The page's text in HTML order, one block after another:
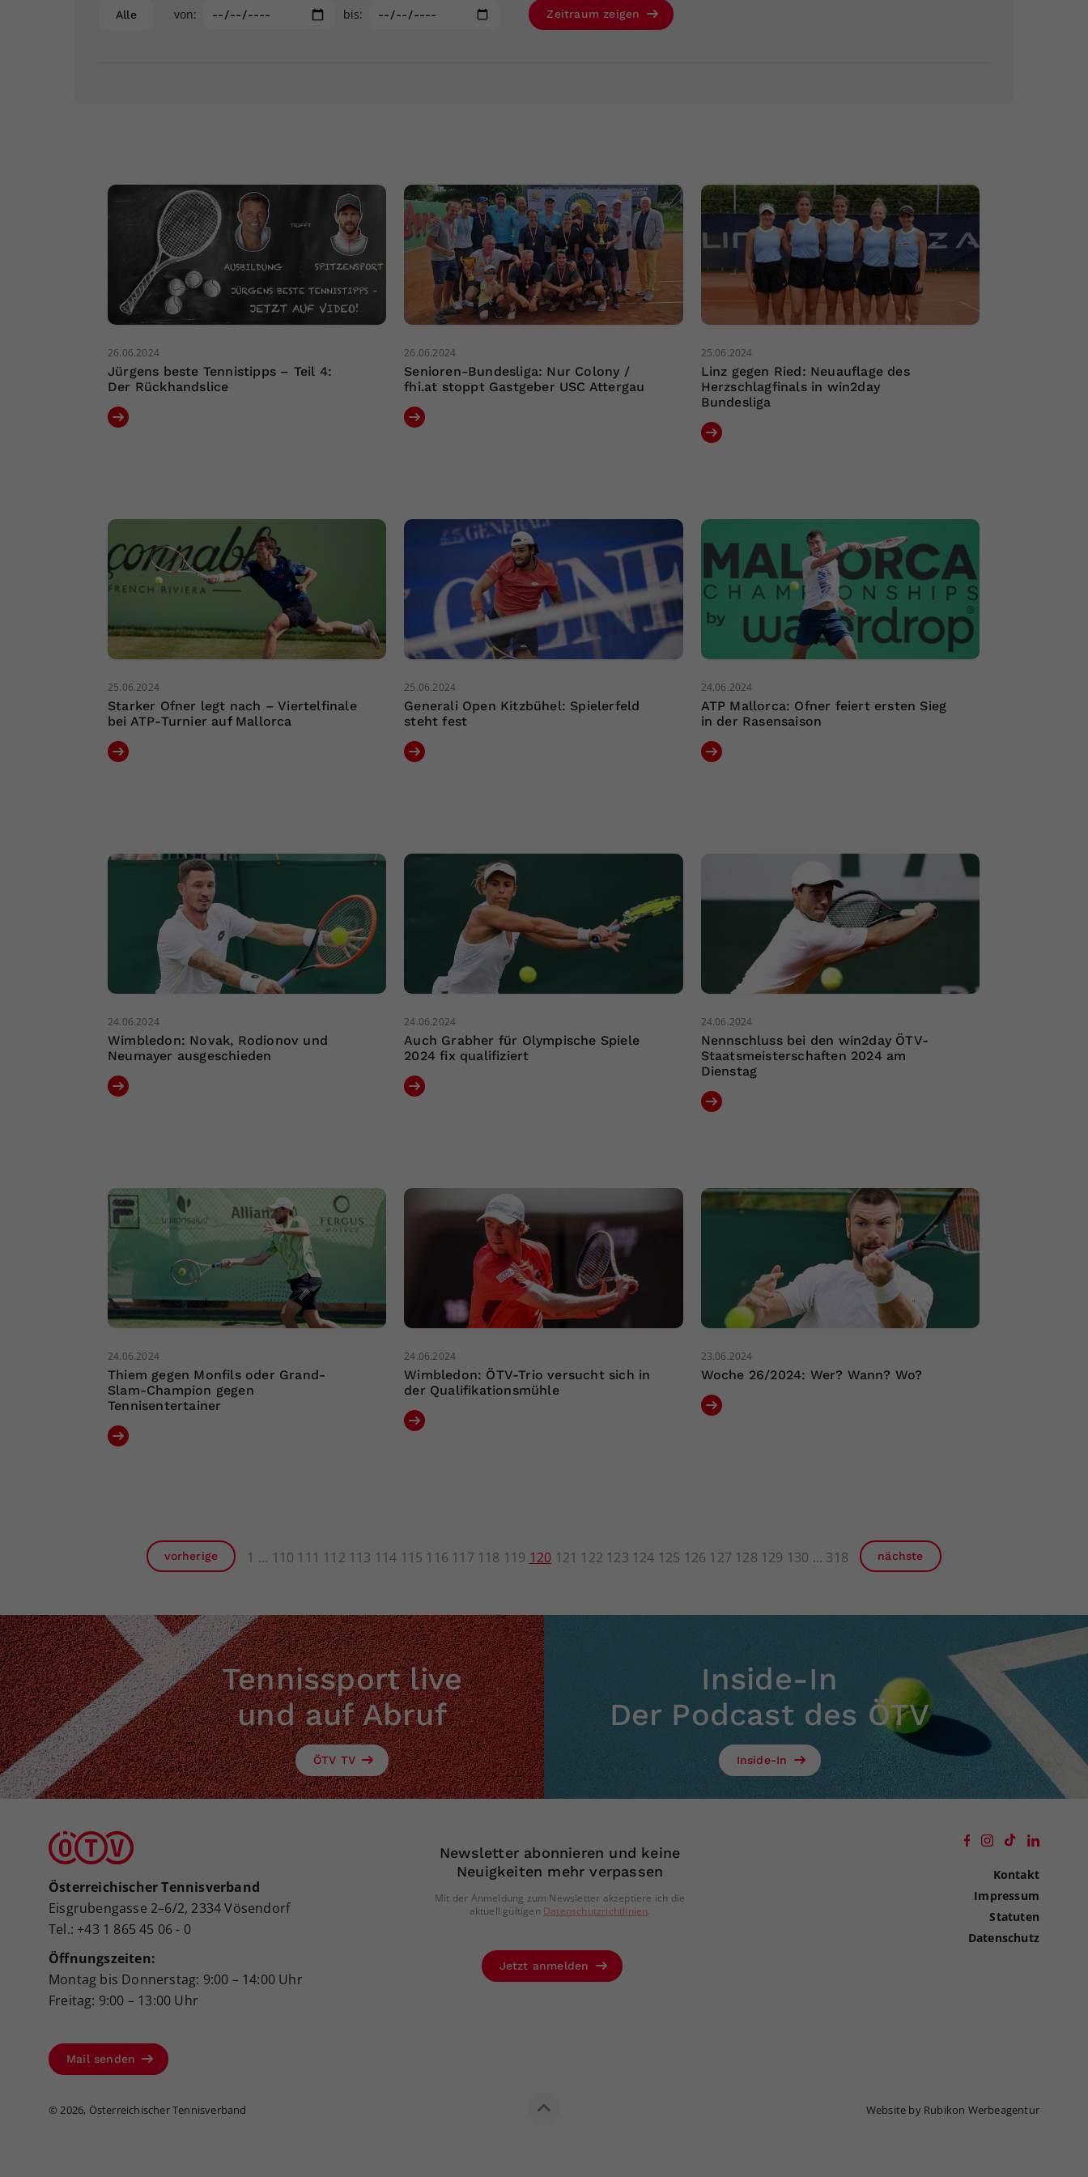
Alle von: bis: Zeitraum zeigen
26.06.2024
Jürgens beste Tennistipps – Teil 4:
Der Rückhandslice
26.06.2024
Senioren-Bundesliga: Nur Colony /
fhi.at stoppt Gastgeber USC Attergau
25.06.2024
Linz gegen Ried: Neuauflage des
Herzschlagfinals in win2day
Bundesliga
25.06.2024
Starker Ofner legt nach – Viertelfinale
bei ATP-Turnier auf Mallorca
25.06.2024
Generali Open Kitzbühel: Spielerfeld
steht fest
24.06.2024
ATP Mallorca: Ofner feiert ersten Sieg
in der Rasensaison
24.06.2024
Wimbledon: Novak, Rodionov und
Neumayer ausgeschieden
24.06.2024
Auch Grabher für Olympische Spiele
2024 fix qualifiziert
24.06.2024
Nennschluss bei den win2day ÖTV-
Staatsmeisterschaften 2024 am
Dienstag
24.06.2024
Thiem gegen Monfils oder Grand-
Slam-Champion gegen
Tennisentertainer
24.06.2024
Wimbledon: ÖTV-Trio versucht sich in
der Qualifikationsmühle
23.06.2024
Woche 26/2024: Wer? Wann? Wo?
vorherige 1 110 111 112 113 114 115 116 117 118 119 120 121 122 123 124 125 126 127 128 129 130 318 nächste
Tennissport live
und auf Abruf
ÖTV TV
Inside-In
Der Podcast des ÖTV
Inside-In
Österreichischer Tennisverband
Eisgrubengasse 2–6/2, 2334 Vösendorf
Tel.: +43 1 865 45 06 - 0
Öffnungszeiten:
Montag bis Donnerstag: 9:00 – 14:00 Uhr
Freitag: 9:00 – 13:00 Uhr
Mail senden
Newsletter abonnieren und keine
Neuigkeiten mehr verpassen
Mit der Anmeldung zum Newsletter akzeptiere ich die
aktuell gültigen Datenschutzrichtlinien.
Jetzt anmelden
Kontakt
Impressum
Statuten
Datenschutz
© 2026, Österreichischer Tennisverband Website by Rubikon Werbeagentur
Ihrer vorgenommen Einstellungen, falls der